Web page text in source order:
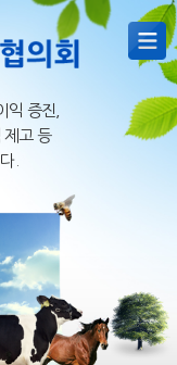
증진,
제고 등
.